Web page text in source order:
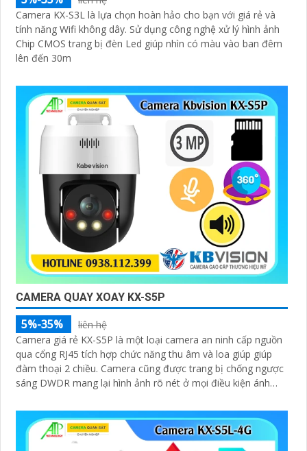
Camera KX-S3L là lựa chọn hoàn hảo cho bạn với giá rẻ và
tính năng Wifi không dây. Sử dụng công nghệ xử lý hình ảnh
Chip CMOS trang bị đèn Led giúp nhìn có màu vào ban đêm
lên đến 30m
CAMERA QUAY XOAY KX-S5P
5%-35%
liên hệ
Camera giá rẻ KX-S5P là một loại camera an ninh cấp nguồn
qua cổng RJ45 tích hợp chức năng thu âm và loa giúp giúp
đàm thoại 2 chiều. Camera cũng được trang bị chống ngược
sáng DWDR mang lại hình ảnh rõ nét ở mọi điều kiện ánh